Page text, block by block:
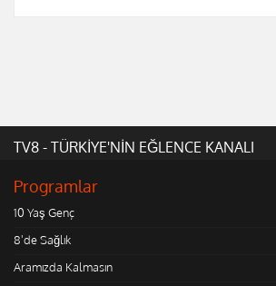
TV8 - TÜRKİYE'NİN EĞLENCE KANALI
Programlar
10 Yaş Genç
8'de Sağlık
Aramızda Kalmasın